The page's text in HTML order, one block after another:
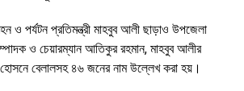
ও পর্যটন প্রতিমন্ত্রী মাহবুব আলী ছাড়াও উপজেলা
ও চেয়ারম্যান আতিকুর রহমান, মাহবুব আলীর
বেলালসহ ৪৬ জনের নাম উল্লেখ করা হয়।